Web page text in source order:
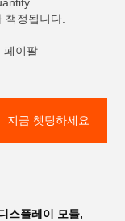
책정됩니다.
페이팔
지금 챗팅하세요
스플레이 모듈,